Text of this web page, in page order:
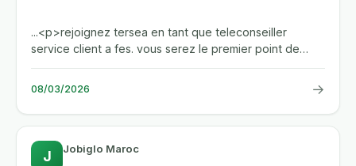
...<p>rejoignez tersea en tant que teleconseiller
service client a fes. vous serez le premier point de
contact pour nos...
08/03/2026 →
J Jobiglo Maroc